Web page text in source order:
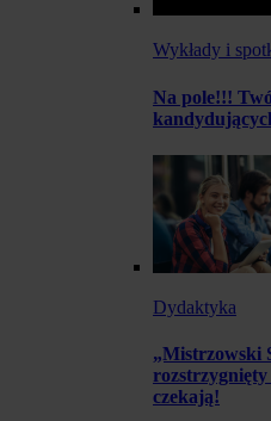
Wykłady i
Na pole!!!
Dydaktyka
„Mistrzowski
czekają!